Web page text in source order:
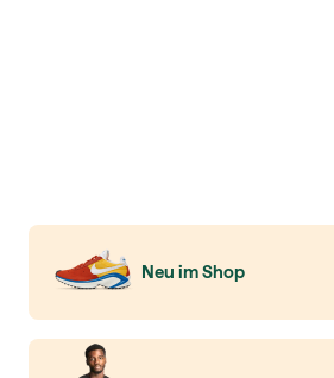
Neu im Shop